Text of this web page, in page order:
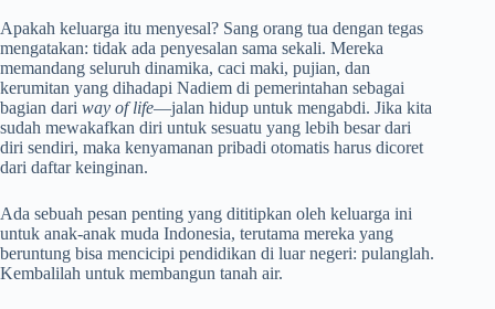
Apakah keluarga itu menyesal? Sang orang tua dengan tegas
mengatakan: tidak ada penyesalan sama sekali. Mereka
memandang seluruh dinamika, caci maki, pujian, dan
kerumitan yang dihadapi Nadiem di pemerintahan sebagai
bagian dari way of life—jalan hidup untuk mengabdi. Jika kita
sudah mewakafkan diri untuk sesuatu yang lebih besar dari
diri sendiri, maka kenyamanan pribadi otomatis harus dicoret
dari daftar keinginan.
Ada sebuah pesan penting yang dititipkan oleh keluarga ini
untuk anak-anak muda Indonesia, terutama mereka yang
beruntung bisa mencicipi pendidikan di luar negeri: pulanglah.
Kembalilah untuk membangun tanah air.